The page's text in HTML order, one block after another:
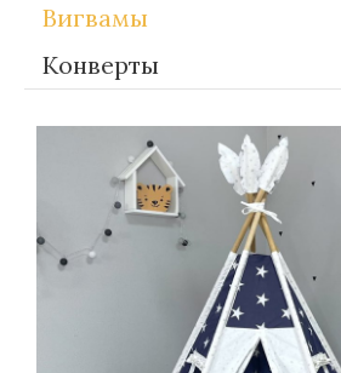
Вигвамы
Конверты